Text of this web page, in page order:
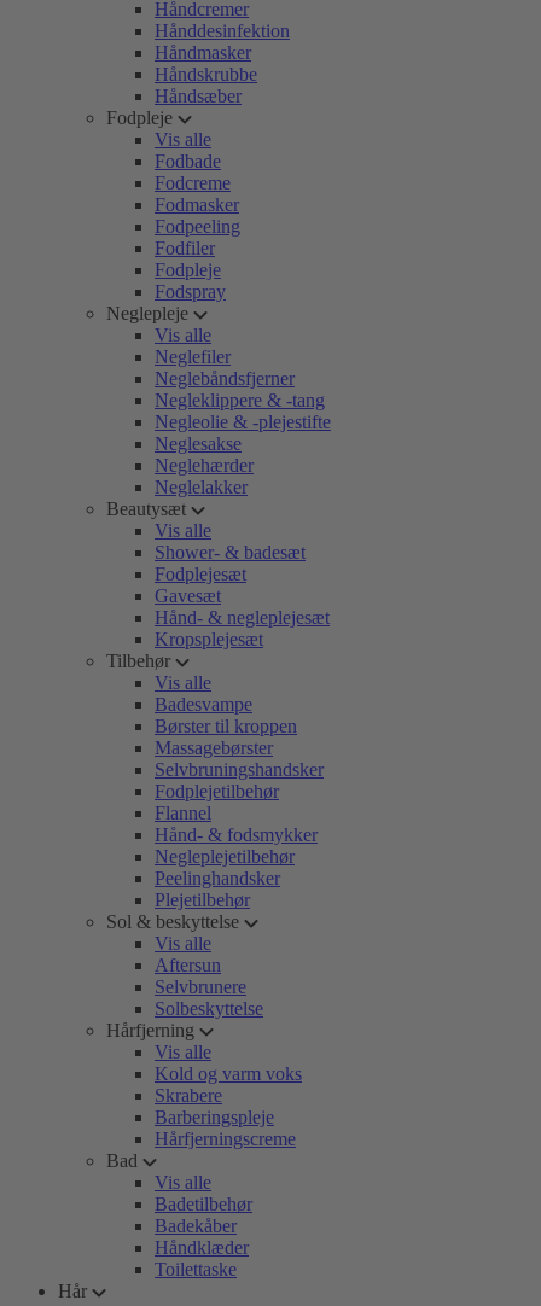
Håndcremer
Hånddesinfektion
Håndmasker
Håndskrubbe
Håndsæber
Fodpleje
Vis alle
Fodbade
Fodcreme
Fodmasker
Fodpeeling
Fodfiler
Fodpleje
Fodspray
Neglepleje
Vis alle
Neglefiler
Neglebåndsfjerner
Negleklippere & -tang
Negleolie & -plejestifte
Neglesakse
Neglehærder
Neglelakker
Beautysæt
Vis alle
Shower- & badesæt
Fodplejesæt
Gavesæt
Hånd- & negleplejesæt
Kropsplejesæt
Tilbehør
Vis alle
Badesvampe
Børster til kroppen
Massagebørster
Selvbruningshandsker
Fodplejetilbehør
Flannel
Hånd- & fodsmykker
Negleplejetilbehør
Peelinghandsker
Plejetilbehør
Sol & beskyttelse
Vis alle
Aftersun
Selvbrunere
Solbeskyttelse
Hårfjerning
Vis alle
Kold og varm voks
Skrabere
Barberingspleje
Hårfjerningscreme
Bad
Vis alle
Badetilbehør
Badekåber
Håndklæder
Toilettaske
Hår